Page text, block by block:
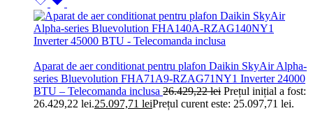
Aparat de aer conditionat pentru plafon Daikin SkyAir Alpha-
series Bluevolution FHA71A9-RZAG71NY1 Inverter 24000
BTU – Telecomanda inclusa 26.429,22lei Prețul inițial a fost:
26.429,22 lei.25.097,71 leiPrețul curent este: 25.097,71 lei.